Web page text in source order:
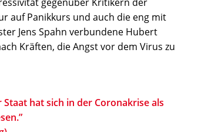
auf Panikkurs und auch die eng mit
Jens Spahn verbundene Hubert
Kräften, die Angst vor dem Virus zu
hat sich in der Coronakrise als